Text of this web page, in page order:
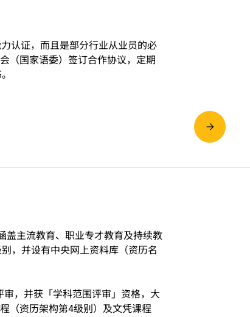
认证，而且是部分行业从业员的必
（国家语委）签订合作协议，定期
盖主流教育、职业专才教育及持续教
，并设有中央网上资料库（资历名
审，并获「学科范围评审」资格，大
（资历架构第4级别）及文凭课程